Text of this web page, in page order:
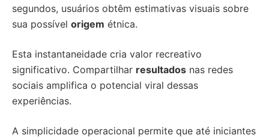
segundos, usuários obtêm estimativas visuais sobre
sua possível origem étnica.
Esta instantaneidade cria valor recreativo
significativo. Compartilhar resultados nas redes
sociais amplifica o potencial viral dessas
experiências.
A simplicidade operacional permite que até iniciantes